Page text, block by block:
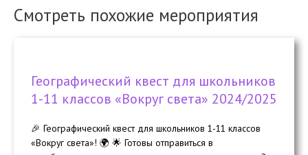
Смотреть похожие мероприятия
Географический квест для школьников
1-11 классов «Вокруг света» 2024/2025
🎉 Географический квест для школьников 1-11 классов
«Вокруг света»! 🌍 🌟 Готовы отправиться в